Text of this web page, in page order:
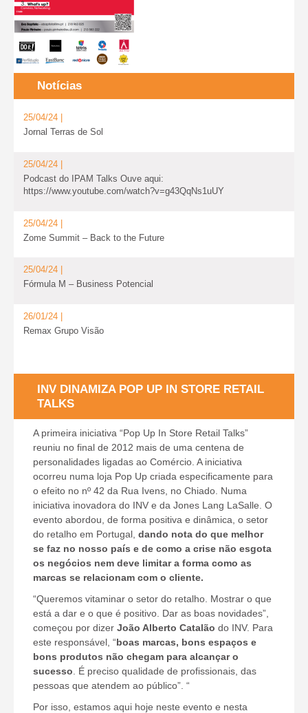
Notícias
25/04/24 |
Jornal Terras de Sol
25/04/24 |
Podcast do IPAM Talks Ouve aqui:
https://www.youtube.com/watch?v=g43QqNs1uUY
25/04/24 |
Zome Summit – Back to the Future
25/04/24 |
Fórmula M – Business Potencial
26/01/24 |
Remax Grupo Visão
INV DINAMIZA POP UP IN STORE RETAIL
TALKS
A primeira iniciativa “Pop Up In Store Retail Talks”
reuniu no final de 2012 mais de uma centena de
personalidades ligadas ao Comércio. A iniciativa
ocorreu numa loja Pop Up criada especificamente para
o efeito no nº 42 da Rua Ivens, no Chiado. Numa
iniciativa inovadora do INV e da Jones Lang LaSalle. O
evento abordou, de forma positiva e dinâmica, o setor
do retalho em Portugal, dando nota do que melhor
se faz no nosso país e de como a crise não esgota
os negócios nem deve limitar a forma como as
marcas se relacionam com o cliente.
“Queremos vitaminar o setor do retalho. Mostrar o que
está a dar e o que é positivo. Dar as boas novidades”,
começou por dizer João Alberto Catalão do INV. Para
este responsável, “boas marcas, bons espaços e
bons produtos não chegam para alcançar o
sucesso . É preciso qualidade de profissionais, das
pessoas que atendem ao público”. “
Por isso, estamos aqui hoje neste evento e nesta